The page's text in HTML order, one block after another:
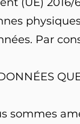
(UE)
Par
sommes